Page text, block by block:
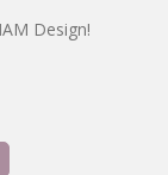
Design!